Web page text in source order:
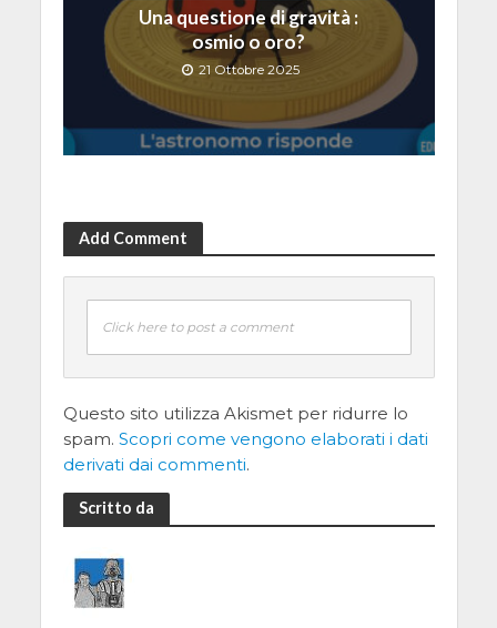
Una questione di gravità :
osmio o oro?
21 Ottobre 2025
Add Comment
Click here to post a comment
Questo sito utilizza Akismet per ridurre lo
spam. Scopri come vengono elaborati i dati
derivati dai commenti.
Scritto da